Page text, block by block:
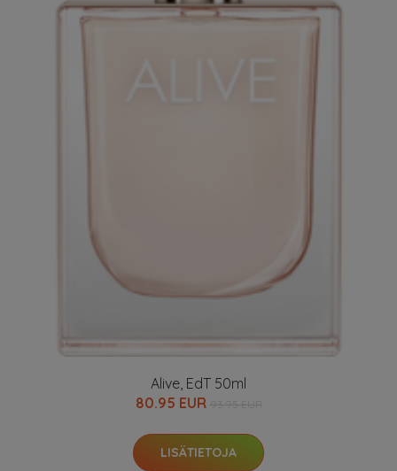
Alive, EdT 50ml
80.95 EUR
LISÄTIETOJA